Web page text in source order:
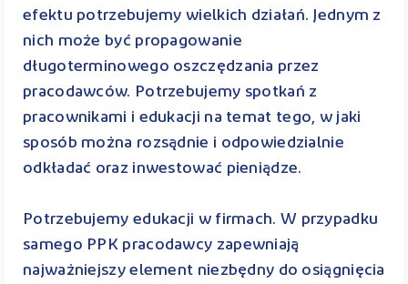
efektu potrzebujemy wielkich działań. Jednym z
nich może być propagowanie
długoterminowego oszczędzania przez
pracodawców. Potrzebujemy spotkań z
pracownikami i edukacji na temat tego, w jaki
sposób można rozsądnie i odpowiedzialnie
odkładać oraz inwestować pieniądze.
Potrzebujemy edukacji w firmach. W przypadku
samego PPK pracodawcy zapewniają
najważniejszy element niezbędny do osiągnięcia